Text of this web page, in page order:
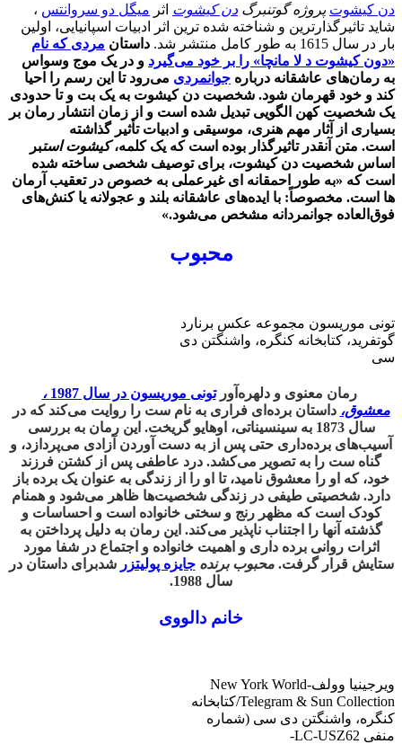
دن کیشوت پروژه گوتنبرگ دن کیشوت اثر میگل دو سروانتس ،
شاید تاثیرگذارترین و شناخته شده ترین اثر ادبیات اسپانیایی، اولین
بار در سال 1615 به طور کامل منتشر شد.
داستان مردی که نام
«دون کیشوت د لا مانچا» را بر خود می‌گیرد و در یک موج وسواس
به رمان‌های عاشقانه درباره جوانمردی می‌رود تا این رسم را احیا
کند و خود قهرمان شود. شخصیت دن کیشوت به یک بت و تا حدودی
یک شخصیت کهن الگویی تبدیل شده است و از زمان انتشار رمان بر
بسیاری از آثار مهم هنری، موسیقی و ادبیات تأثیر گذاشته
است. متن آنقدر تاثیرگذار بوده است که یک کلمه،کیشوت استبر
اساس شخصیت دن کیشوت، برای توصیف شخصی ساخته شده
است که «به طور احمقانه ای غیرعملی به خصوص در تعقیب آرمان
ها است. مخصوصاً: با ایده‌های عاشقانه بلند و عجولانه یا کنش‌های
فوق‌العاده جوانمردانه مشخص می‌شود.»
محبوب
تونی موریسون مجموعه عکس برنارد
گوتفرید، کتابخانه کنگره، واشنگتن دی
سی
رمان معنوی و دلهره‌آورتونی موریسون در سال 1987
،
معشوق، داستان برده‌ای فراری به نام ست را روایت می‌کند که در
سال 1873 به سینسیناتی، اوهایو گریخت. این رمان به بررسی
آسیب‌های برده‌داری حتی پس از به دست آوردن آزادی می‌پردازد، و
گناه ست را به تصویر می‌کشد. درد عاطفی پس از کشتن فرزند
خود، که او را معشوق نامید، تا او را از زندگی به عنوان یک برده باز
دارد. شخصیتی طیفی در زندگی شخصیت‌ها ظاهر می‌شود و همنام
کودک است که مظهر رنج و سختی خانواده است و احساسات و
گذشته آنها را اجتناب ناپذیر می‌کند. این رمان به دلیل پرداختن به
اثرات روانی برده داری و اهمیت خانواده و اجتماع در شفا مورد
ستایش قرار گرفت. محبوب برنده جایزه پولیتزر شدبرای داستان در
سال 1988.
خانم دالووی
ویرجینیا وولفNew York World-
Telegram & Sun Collection/کتابخانه
کنگره، واشنگتن دی سی (شماره
منفی LC-USZ62-